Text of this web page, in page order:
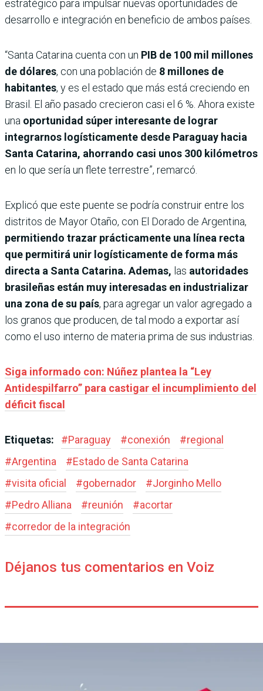
estratégico para impulsar nuevas oportunidades de
desarrollo e integración en beneficio de ambos países.
“Santa Catarina cuenta con un PIB de 100 mil millones
de dólares, con una población de 8 millones de
habitantes, y es el estado que más está creciendo en
Brasil. El año pasado crecieron casi el 6 %. Ahora existe
una oportunidad súper interesante de lograr
integrarnos logísticamente desde Paraguay hacia
Santa Catarina, ahorrando casi unos 300 kilómetros
en lo que sería un flete terrestre”, remarcó.
Explicó que este puente se podría construir entre los
distritos de Mayor Otaño, con El Dorado de Argentina,
permitiendo trazar prácticamente una línea recta
que permitirá unir logísticamente de forma más
directa a Santa Catarina. Ademas, las autoridades
brasileñas están muy interesadas en industrializar
una zona de su país, para agregar un valor agregado a
los granos que producen, de tal modo a exportar así
como el uso interno de materia prima de sus industrias.
Siga informado con: Núñez plantea la “Ley
Antidespilfarro” para castigar el incumplimiento del
déficit fiscal
Etiquetas: #Paraguay #conexión #regional
#Argentina #Estado de Santa Catarina
#visita oficial #gobernador #Jorginho Mello
#Pedro Alliana #reunión #acortar
#corredor de la integración
Déjanos tus comentarios en Voiz